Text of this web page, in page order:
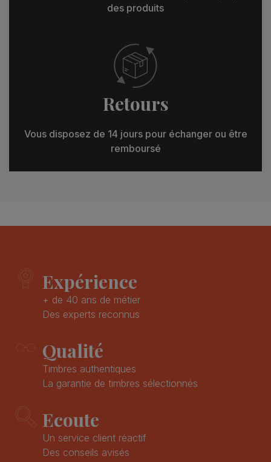
des produits
Retours
Vous disposez de 14 jours pour échanger ou être
remboursé
Expérience
+ de 40 ans de métier
Des experts reconnus
Qualité
Timbres authentiques
La garantie de timbres sélectionnés
Ecoute
Un service client réactif
Des conseils avisés